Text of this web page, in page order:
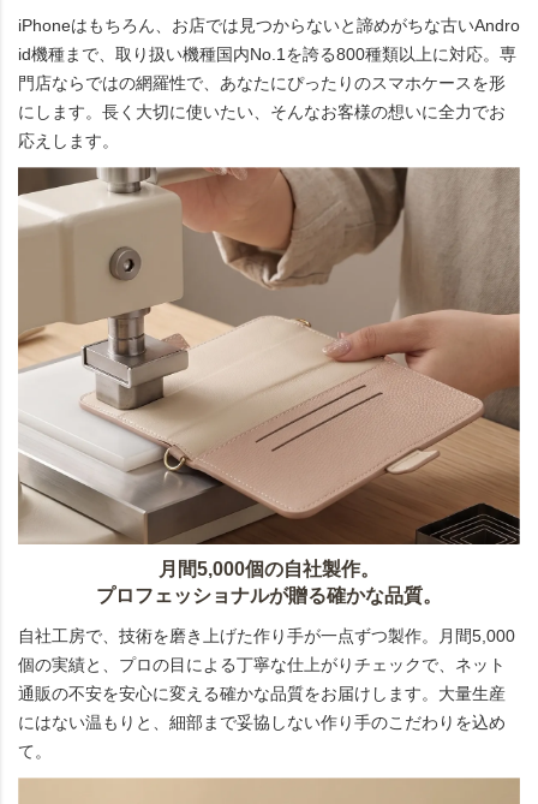
iPhoneはもちろん、お店では見つからないと諦めがちな古いAndro
id機種まで、取り扱い機種国内No.1を誇る800種類以上に対応。専
門店ならではの網羅性で、あなたにぴったりのスマホケースを形
にします。長く大切に使いたい、そんなお客様の想いに全力でお
応えします。
月間5,000個の自社製作。
プロフェッショナルが贈る確かな品質。
自社工房で、技術を磨き上げた作り手が一点ずつ製作。月間5,000
個の実績と、プロの目による丁寧な仕上がりチェックで、ネット
通販の不安を安心に変える確かな品質をお届けします。大量生産
にはない温もりと、細部まで妥協しない作り手のこだわりを込め
て。